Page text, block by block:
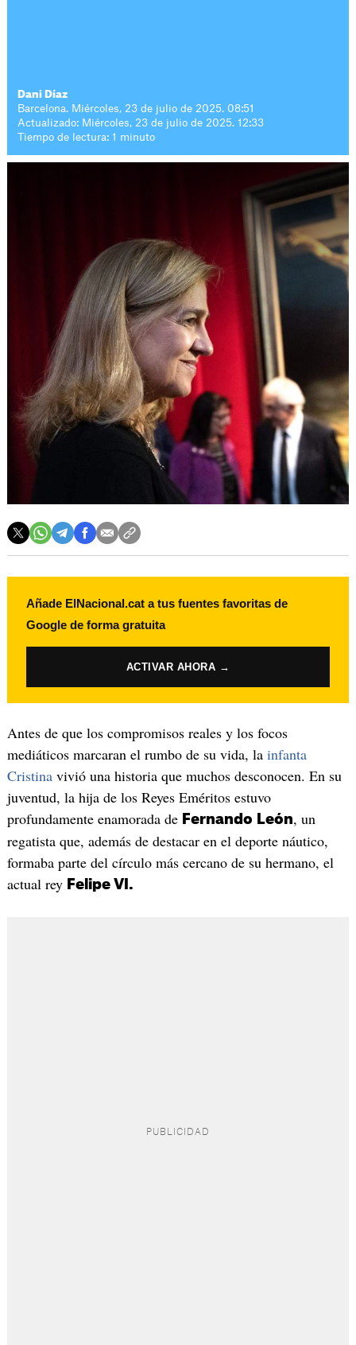
Dani Díaz
Barcelona. Miércoles, 23 de julio de 2025. 08:51
Actualizado: Miércoles, 23 de julio de 2025. 12:33
Tiempo de lectura: 1 minuto
Añade ElNacional.cat a tus fuentes favoritas de
Google de forma gratuita
ACTIVAR AHORA →
Antes de que los compromisos reales y los focos
mediáticos marcaran el rumbo de su vida, la infanta
Cristinavivió una historia que muchos desconocen. En su
juventud, la hija de los Reyes Eméritos estuvo
profundamente enamorada de Fernando León, un
regatista que, además de destacar en el deporte náutico,
formaba parte del círculo más cercano de su hermano, el
actual rey Felipe VI.